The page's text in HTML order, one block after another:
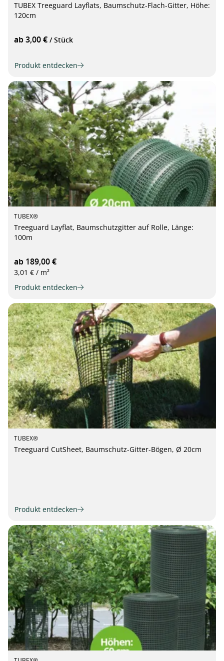
TUBEX Treeguard Layflats, Baumschutz-Flach-Gitter, Höhe:
120cm
ab 3,00 € / Stück
Produkt entdecken
TUBEX®
Treeguard Layflat, Baumschutzgitter auf Rolle, Länge:
100m
ab 189,00 €
3,01 € / m²
Produkt entdecken
TUBEX®
Treeguard CutSheet, Baumschutz-Gitter-Bögen, Ø 20cm
Produkt entdecken